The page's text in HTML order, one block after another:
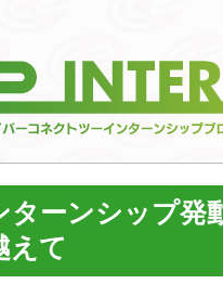
ターンシップ発
えて